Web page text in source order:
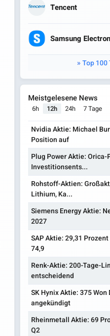
Tencent
Samsung
Top 100
Meistgelesene News
6h 12h 24h 7 Tage
Nvidia Aktie: Michael
Position auf
Plug Power Aktie:
Investitionsents...
Rohstoff-Aktien:
Lithium, Ka...
Siemens Energy Aktie:
2027
SAP Aktie: 29,31
74,9
Renk-Aktie: 200-Tage-
entscheidend
SK Hynix Aktie: 375 Won
angekündigt
Rheinmetall Aktie: 69
Q2